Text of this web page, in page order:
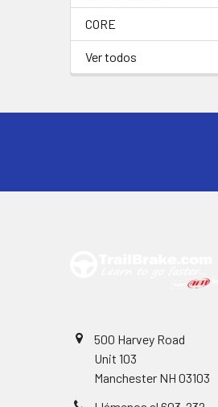
CORE
Ver todos
de
500 Harvey Road
Unit 103
Manchester NH 03103